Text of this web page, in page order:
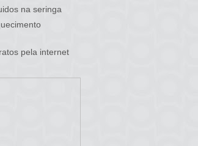
na seringa
pela internet